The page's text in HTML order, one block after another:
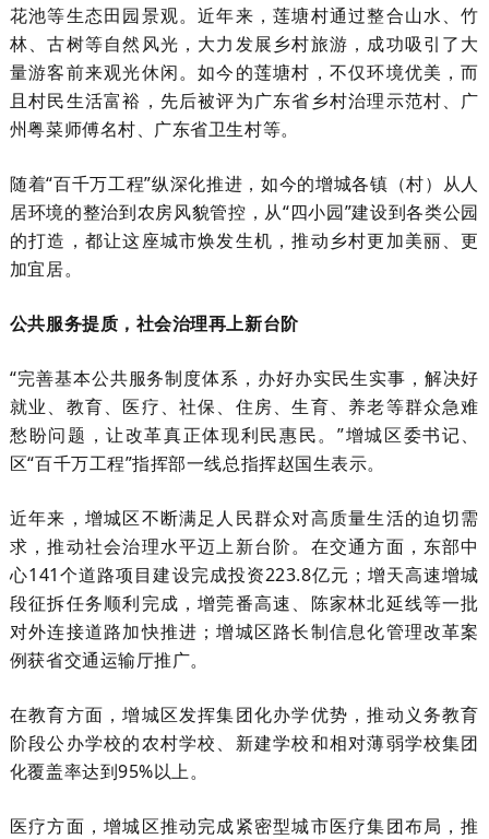
花池等生态田园景观。近年来，莲塘村通过整合山水、竹
林、古树等自然风光，大力发展乡村旅游，成功吸引了大
量游客前来观光休闲。如今的莲塘村，不仅环境优美，而
且村民生活富裕，先后被评为广东省乡村治理示范村、广
州粤菜师傅名村、广东省卫生村等。
随着“百千万工程”纵深化推进，如今的增城各镇（村）从人
居环境的整治到农房风貌管控，从“四小园”建设到各类公园
的打造，都让这座城市焕发生机，推动乡村更加美丽、更
加宜居。
公共服务提质，社会治理再上新台阶
“完善基本公共服务制度体系，办好办实民生实事，解决好
就业、教育、医疗、社保、住房、生育、养老等群众急难
愁盼问题，让改革真正体现利民惠民。”增城区委书记、
区“百千万工程”指挥部一线总指挥赵国生表示。
近年来，增城区不断满足人民群众对高质量生活的迫切需
求，推动社会治理水平迈上新台阶。在交通方面，东部中
心141个道路项目建设完成投资223.8亿元；增天高速增城
段征拆任务顺利完成，增莞番高速、陈家林北延线等一批
对外连接道路加快推进；增城区路长制信息化管理改革案
例获省交通运输厅推广。
在教育方面，增城区发挥集团化办学优势，推动义务教育
阶段公办学校的农村学校、新建学校和相对薄弱学校集团
化覆盖率达到95%以上。
医疗方面，增城区推动完成紧密型城市医疗集团布局，推